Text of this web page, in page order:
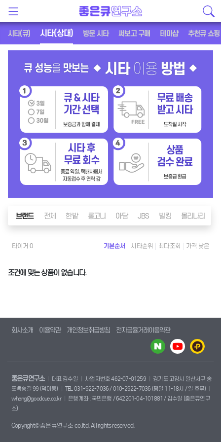
시타(큐) 시타(상대) 방문 시타 써보고 구매 테마샵 추천큐 쇼핑
브랜드 전체 한밭 롱고니 아담 JBS 빌킹 몰리나리
타이거 0 기본순서 시타순위 최다조회 가격 낮은
조건에 맞는 상품이 없습니다.
회사소개 이용약관 개인정보취급방침 전자금융거래이용약관
좋은큐연구소 대표 김수일 사업자번호 462-07-01259
경기도 고양시 일산서구 송
포백송길 99 (덕이동)
TEL 031-922-7036 / 010-2922-7036 (평일 11-18시 / 일 휴무)
wheng@goodcue.co.kr
은행계좌 : 국민은행 / 642201-04-101881 / 김수일 (좋은큐연구
소)
Copyright© 좋은큐연구소 co.ltd. All rights reserved.